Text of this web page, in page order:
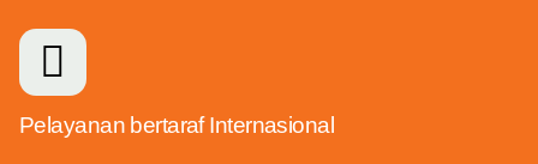
Pelayanan bertaraf Internasional